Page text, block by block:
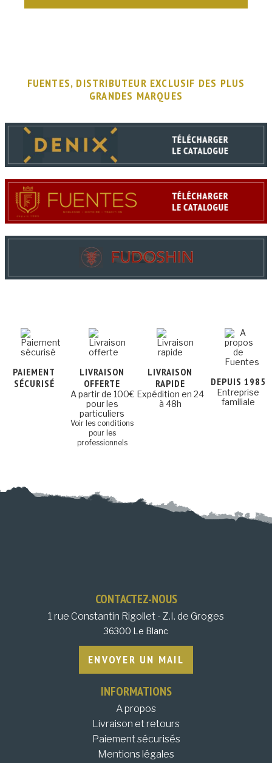
FUENTES, DISTRIBUTEUR EXCLUSIF DES PLUS
GRANDES MARQUES
PAIEMENT
SÉCURISÉ
LIVRAISON
OFFERTE
A partir de 100€
pour les
particuliers
Voir les conditions
pour les
professionnels
LIVRAISON
RAPIDE
Expédition en 24
à 48h
DEPUIS 1985
Entreprise
familiale
CONTACTEZ-NOUS
1 rue Constantin Rigollet - Z.I. de Groges
36300 Le Blanc
ENVOYER UN MAIL
INFORMATIONS
A propos
Livraison et retours
Paiement sécurisés
Mentions légales